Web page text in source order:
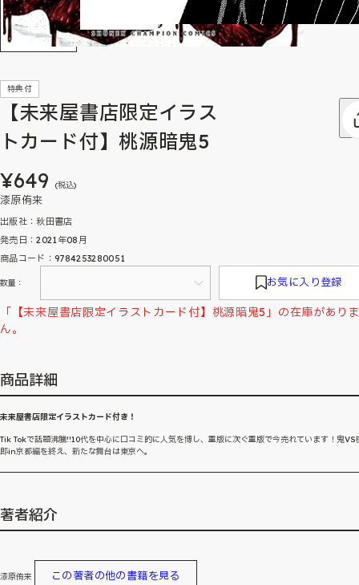
特典付
【未来屋書店限定イラス
トカード付】桃源暗鬼5
¥649 (税込)
漆原侑来
出版社：秋田書店
発売日：2021年08月
商品コード：9784253280051
数量： お気に入り登録
「【未来屋書店限定イラストカード付】桃源暗鬼5」の在庫があり
ん。
商品詳細
未来屋書店限定イラストカード付き！
Tik Tokで話題沸騰!!10代を中心に口コミ的に人気を博し、重版に次ぐ重版で今売れています！鬼VS
郎in京都編を終え、新たな舞台は東京へ。
著者紹介
漆原侑来 この著者の他の書籍を見る